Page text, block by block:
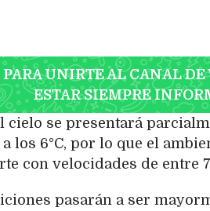
UNIRTE AL CANAL DE
ESTAR SIEMPRE
cielo se presentará
los 6°C, por lo que el
con velocidades de entre
pasarán a ser